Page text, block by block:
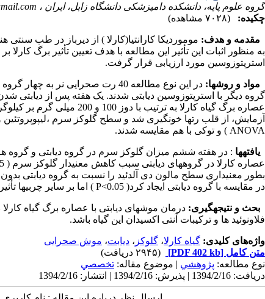
گروه علوم پایه، دانشکده دامپزشکی دانشگاه زابل، ایران ،
چکیده:
(۷۰۲۸ مشاهده)
مقدمه و هدف: موموردیکا کارانتیا(کارلا ) از دیرباز در طب
به منظور اثبات این تأثیر این مطالعه با هدف تعیین تأثیر برگ
استرپتوزوسین مورد ارزیابی قرار گرفت.
مواد و روش­ها:
در این نوع مطالعه 40 رت صحرایی
گروه دیگر با استرپتوزوسین دیابتی شدند. یک هفته پس از دیابتی
عصاره برگ گیاه کارلا به
ANOVA ) و توکی با هم مقایسه شدند.
یافته­ها : در هفته ششم میزان گلوکز سرم در گروه دیابتی و گروه های
در مقایسه با گروه دیابتی ایجاد کرد( P<0.05 ) اما بر سایر چربی­ها تأثیر معنی­داری نداشت.
بحث و نتیجه­گیری: درمان موش­های دیابتی با عصاره برگ گیاه
فلاونوئید ها و ترکیبات آنتی اکسیدان این گیاه باشد.
واژه‌های کلیدی: گیاه کارلا، گلوکز ، دیابت، موش صحرایی
متن کامل [PDF 402 kb]
(۲۹۴۵ دریافت)
نوع مطالعه: پژوهشي | موضوع مقاله: تخصصي
دریافت: 1394/2/16 | پذیرش: 1394/2/16 | انتشار: 1394/2/16